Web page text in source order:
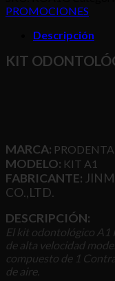
ProDental
cantidad
PROMOCIONES
Descripción
KIT
MARCA:
MODELO: KIT A1
FABRICANTE:
CO.,LTD.
DESCRIPCIÓN:
El kit odontológico A1
de alta velocidad
compuesto de 1
de aire.